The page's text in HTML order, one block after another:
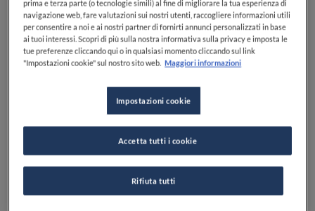
0 0 0 0 0
CHIUSO ApreVenerdì,10:00-22:00 VEDI ORARI
prima e terza parte (o tecnologie simili) al fine di migliorare la tua esperienza di
navigazione web, fare valutazioni sui nostri utenti, raccogliere informazioni utili
per consentire a noi e ai nostri partner di fornirti annunci personalizzati in base
ai tuoi interessi. Scopri di più sulla nostra informativa sulla privacy e imposta le
tue preferenze cliccando qui o in qualsiasi momento cliccando sul link
"Impostazioni cookie" sul nostro sito web. Maggiori informazioni
Impostazioni cookie
Rifiuta tutti
Accetta tutti i cookie